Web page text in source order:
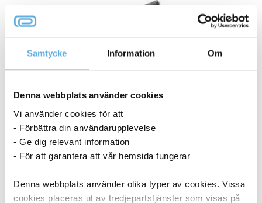
Samtycke Information Om
Denna webbplats använder cookies
Vi använder cookies för att
- Förbättra din användarupplevelse
- Ge dig relevant information
- För att garantera att vår hemsida fungerar
Denna webbplats använder olika typer av cookies. Vissa
cookies placeras ut av tredjepartstjänster som visas på